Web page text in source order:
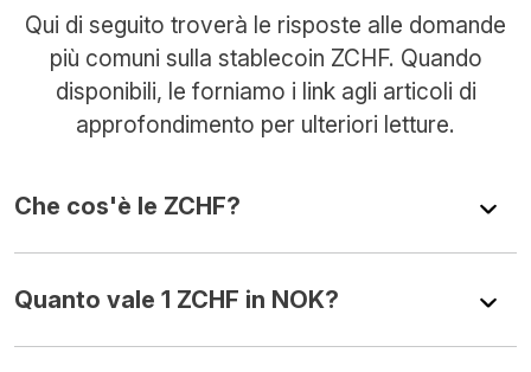
Qui di seguito troverà le risposte alle domande
più comuni sulla stablecoin ZCHF. Quando
disponibili, le forniamo i link agli articoli di
approfondimento per ulteriori letture.
Che cos'è le ZCHF?
Quanto vale 1 ZCHF in NOK?